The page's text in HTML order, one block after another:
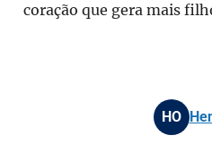
coração que gera mais
HO